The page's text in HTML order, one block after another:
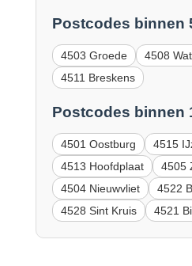
Postcodes binnen
4503 Groede
4508
4511 Breskens
Postcodes binnen
4501 Oostburg
4515
4513 Hoofdplaat
4505
4504 Nieuwvliet
4522
4528 Sint Kruis
4521